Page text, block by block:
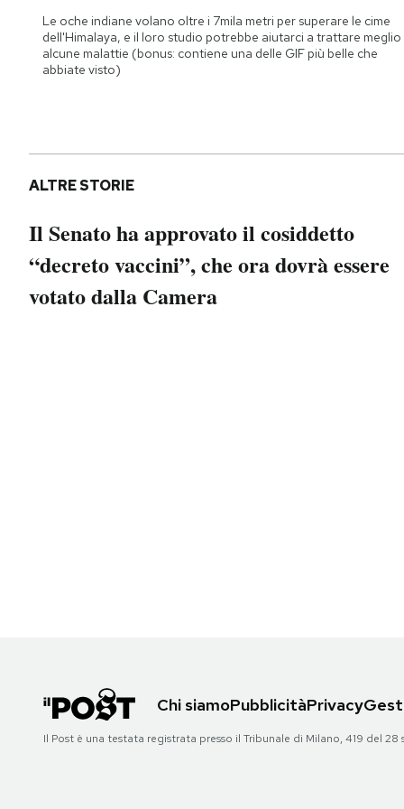
Notifiche mobile
Regala il Post
Hai bisogno di aiuto?
Le oche indiane volano oltre i 7mila metri per superare le cime
dell'Himalaya, e il loro studio potrebbe aiutarci a trattare meglio
alcune malattie (bonus: contiene una delle GIF più belle che
abbiate visto)
ALTRE STORIE
Il Senato ha approvato il cosiddetto
“decreto vaccini”, che ora dovrà essere
votato dalla Camera
Chi siamoPubblicitàPrivacy
Il Post è una testata registrata presso il Tribunale di Milano, 419 del